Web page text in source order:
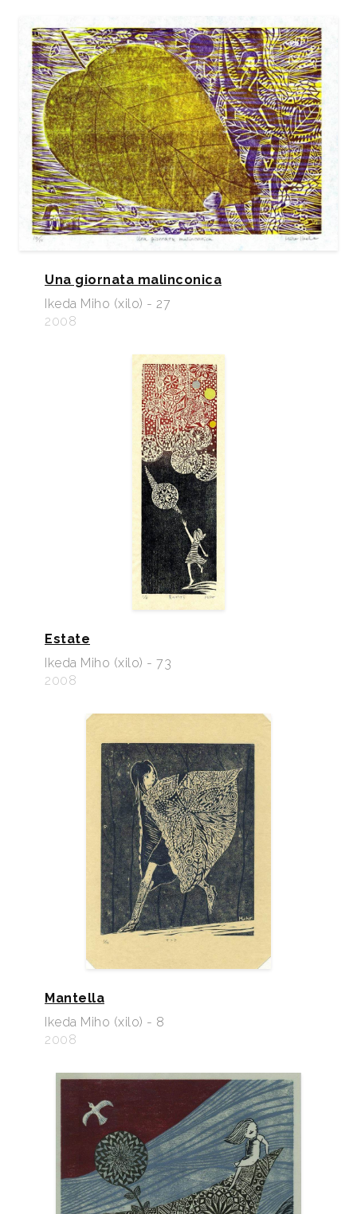
Una giornata malinconica
Ikeda Miho (xilo) - 27
2008
Estate
Ikeda Miho (xilo) - 73
2008
Mantella
Ikeda Miho (xilo) - 8
2008